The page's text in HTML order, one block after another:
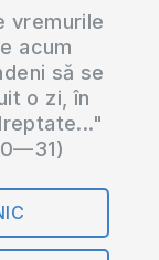
vremurile
acum
să se
o zi, în